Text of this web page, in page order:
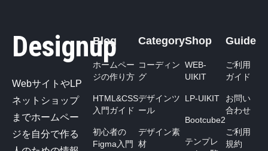
Designup
WebサイトやLP
ネットショップ
までホームペー
ジを自分で作る
Blog
ホームペー
ジの作り方
HTML&CSS
入門ガイド
初心者の
Figma入門
Category
コーディン
グ
デザインツ
ール
デザイン素
材
Shop
WEB-
UIKIT
LP-UIKIT
Bootcube2
テンプレ
Guide
ご利用
ガイド
お問い
合わせ
ご利用
規約